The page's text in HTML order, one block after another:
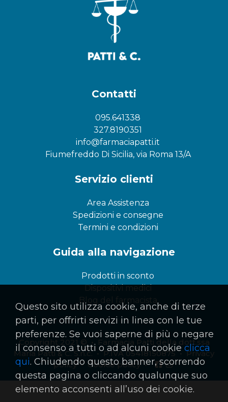
Contatti
095.641338
327.8190351
info@farmaciapatti.it
Fiumefreddo Di Sicilia, via Roma 13/A
Servizio clienti
Area Assistenza
Spedizioni e consegne
Termini e condizioni
Guida alla navigazione
Prodotti in sconto
Dispositivi medici
Blog del farmacista
Copyright 2021 © • Farmacia Patti della dott.ssa
Maria Patti & C. S.n.c. • P.IVA 05418150875 •Privacy
policy• Cookie policy•
Questo sito utilizza cookie, anche di terze
parti, per offrirti servizi in linea con le tue
preferenze. Se vuoi saperne di più o negare
il consenso a tutti o ad alcuni cookieclicca
qui. Chiudendo questo banner, scorrendo
questa pagina o cliccando qualunque suo
elemento acconsenti all’uso dei cookie.